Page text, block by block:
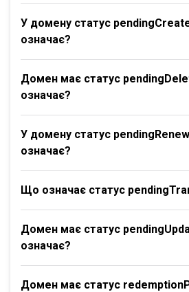
У домену статус
означає?
Домен має статус
означає?
У домену статус
означає?
Що означає статус
Домен має статус
означає?
Домен має статус